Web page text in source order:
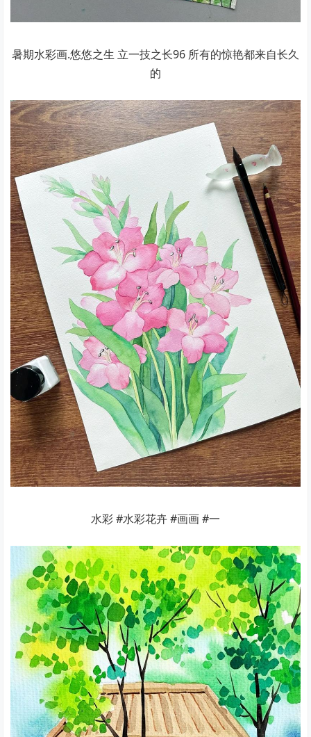
暑期水彩画.悠悠之生 立一技之长96 所有的惊艳都来自长久
的
水彩 #水彩花卉 #画画 #一